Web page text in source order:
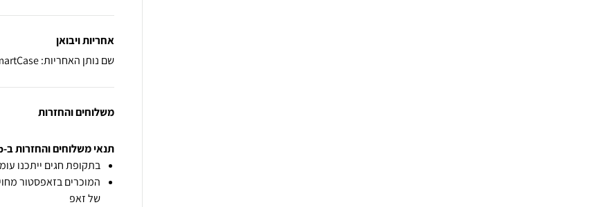
אחריות ויבואן
שם נותן האחריות: SmartCase
משלוחים והחזרות
תנאי משלוחים והחזרות ב-zap
בתקופת חגים ייתכנו
המוכרים בזאפסטור
של זאפ